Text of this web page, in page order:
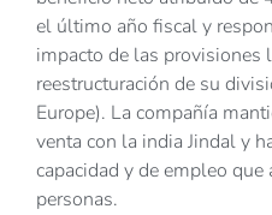
el último año fiscal y
impacto de las
reestructuración de su
Europe). La compañía
venta con la india Jindal y
capacidad y de empleo
personas.